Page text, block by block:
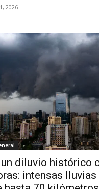
2026
un diluvio histórico
intensas lluvias